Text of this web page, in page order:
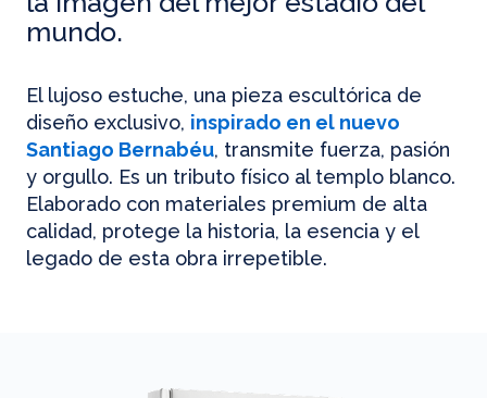
mundo.
El lujoso estuche, una pieza escultórica de
diseño exclusivo, inspirado en el nuevo
Santiago Bernabéu, transmite fuerza, pasión
y orgullo. Es un tributo físico al templo blanco.
Elaborado con materiales premium de alta
calidad, protege la historia, la esencia y el
legado de esta obra irrepetible.